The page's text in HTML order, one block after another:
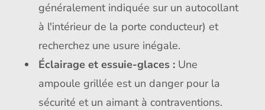
généralement indiquée sur un autocollant
à l'intérieur de la porte conducteur) et
recherchez une usure inégale.
Éclairage et essuie-glaces :Une
ampoule grillée est un danger pour la
sécurité et un aimant à contraventions.